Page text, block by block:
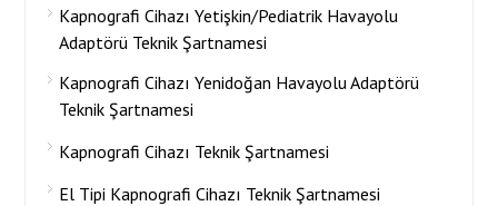
Kapnografi Cihazı Yetişkin/Pediatrik Havayolu
Adaptörü Teknik Şartnamesi
Kapnografi Cihazı Yenidoğan Havayolu Adaptörü
Teknik Şartnamesi
Kapnografi Cihazı Teknik Şartnamesi
El Tipi Kapnografi Cihazı Teknik Şartnamesi